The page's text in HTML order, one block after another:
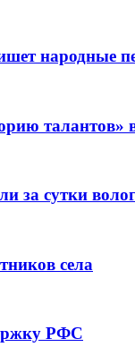
народные
талантов»
за сутки
села
РФС